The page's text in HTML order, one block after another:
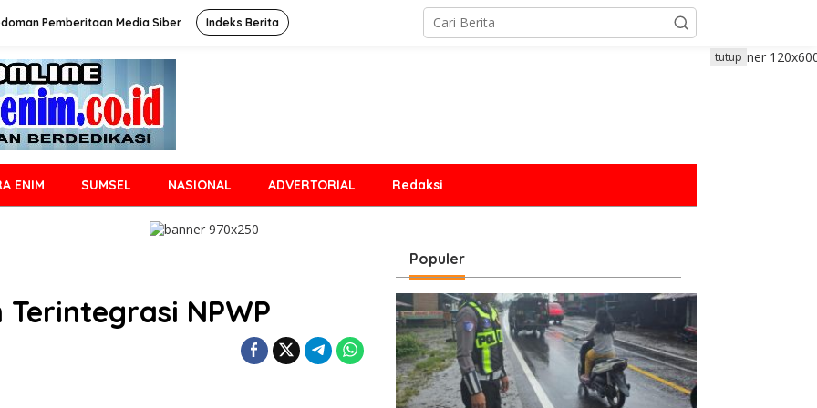
Pemberitaan Media Siber Indeks Berita
ENIM SUMSEL NASIONAL ADVERTORIAL Redaksi
tutup
NPWP
Populer